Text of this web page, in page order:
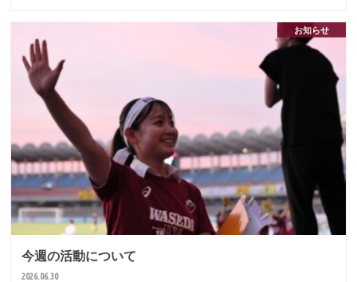
お知らせ
今週の活動について
2026.06.30